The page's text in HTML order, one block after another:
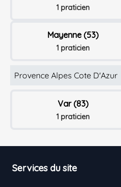
1 praticien
Mayenne (53)
1 praticien
Provence Alpes Cote D'Azur
Var (83)
1 praticien
Services du site